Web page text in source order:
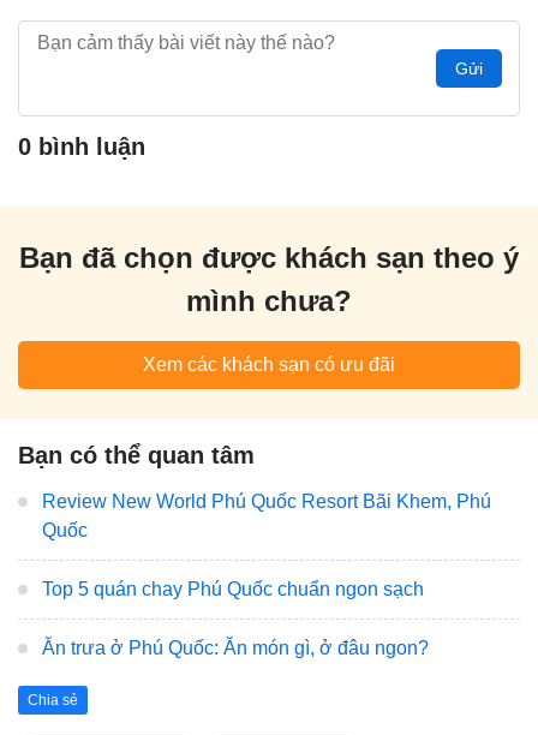
Gửi
0 bình luận
Bạn đã chọn được khách sạn theo ý
mình chưa?
Xem các khách sạn có ưu đãi
Bạn có thể quan tâm
Review New World Phú Quốc Resort Bãi Khem, Phú
Quốc
Top 5 quán chay Phú Quốc chuẩn ngon sạch
Ăn trưa ở Phú Quốc: Ăn món gì, ở đâu ngon?
Chia sẻ